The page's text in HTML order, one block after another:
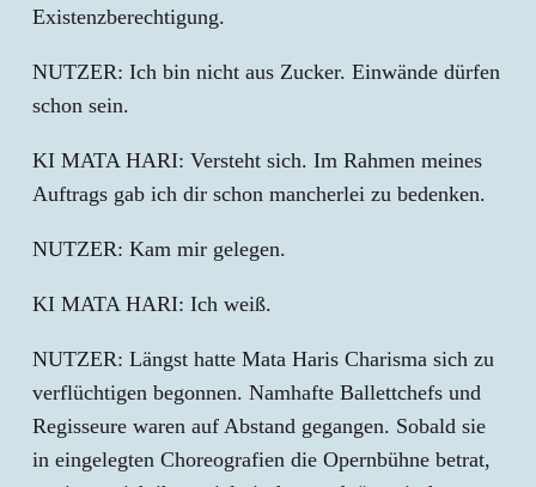
Existenzberechtigung.
NUTZER: Ich bin nicht aus Zucker. Einwände dürfen
schon sein.
KI MATA HARI: Versteht sich. Im Rahmen meines
Auftrags gab ich dir schon mancherlei zu bedenken.
NUTZER: Kam mir gelegen.
KI MATA HARI: Ich weiß.
NUTZER: Längst hatte Mata Haris Charisma sich zu
verflüchtigen begonnen. Namhafte Ballettchefs und
Regisseure waren auf Abstand gegangen. Sobald sie
in eingelegten Choreografien die Opernbühne betrat,